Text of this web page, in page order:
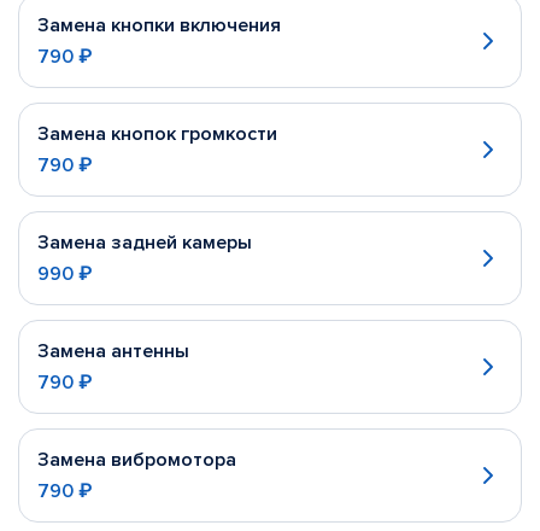
Замена кнопки включения
790 ₽
Замена кнопок громкости
790 ₽
Замена задней камеры
990 ₽
Замена антенны
790 ₽
Замена вибромотора
790 ₽